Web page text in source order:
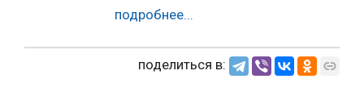
подробнее...
поделиться в: